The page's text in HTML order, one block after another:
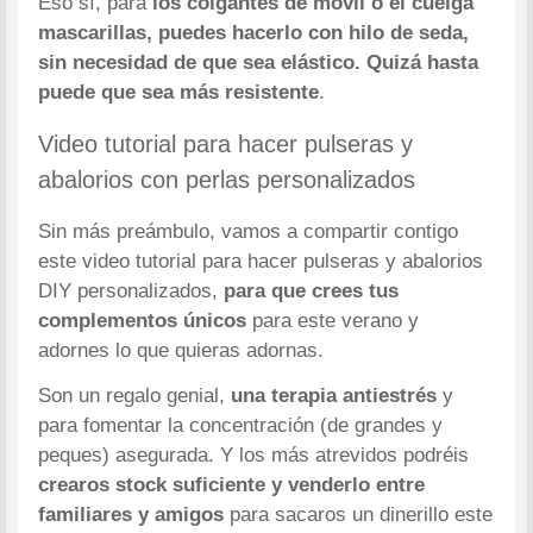
mascarillas, puedes hacerlo con hilo de seda,
sin necesidad de que sea elástico. Quizá hasta
puede que sea más resistente.
Video tutorial para hacer pulseras y
abalorios con perlas personalizados
Sin más preámbulo, vamos a compartir contigo
este video tutorial para hacer pulseras y abalorios
DIY personalizados, para que crees tus
complementos únicos para este verano y
adornes lo que quieras adornas.
Son un regalo genial, una terapia antiestrés y
para fomentar la concentración (de grandes y
peques) asegurada. Y los más atrevidos podréis
crearos stock suficiente y venderlo entre
familiares y amigos para sacaros un dinerillo este